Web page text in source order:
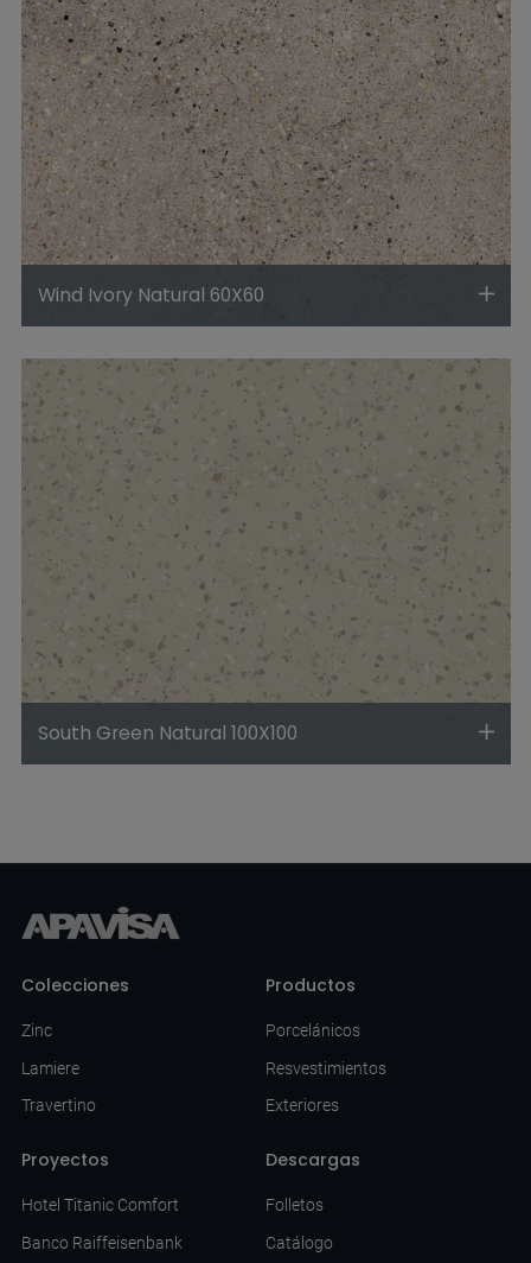
Wind Ivory Natural 60X60
South Green Natural 100X100
Colecciones
Zinc
Lamiere
Travertino
Productos
Porcelánicos
Resvestimientos
Exteriores
Proyectos
Hotel Titanic Comfort
Banco Raiffeisenbank
Descargas
Folletos
Catálogo